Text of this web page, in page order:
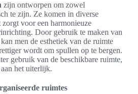
zijn ontworpen om zowel
te zijn. Ze komen in diverse
voor een harmonieuze
Door gebruik te maken van
men de esthetiek van de ruimte
wordt om spullen op te bergen.
gebruik van de beschikbare ruimte,
het uiterlijk.
ruimtes